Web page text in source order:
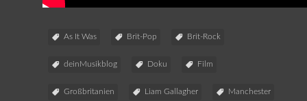
As It Was Brit-Pop Brit-Rock
deinMusikblog Doku Film
Großbritanien Liam Gallagher Manchester